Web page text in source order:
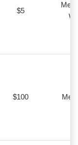
$5
$100